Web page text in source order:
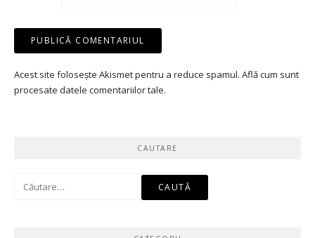
Acest site folosește Akismet pentru a reduce spamul. Află cum sunt
procesate datele comentariilor tale.
CAUTARE
Caută